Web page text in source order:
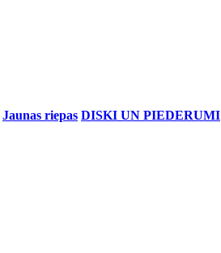
Jaunas riepas DISKI UN PIEDERUMI